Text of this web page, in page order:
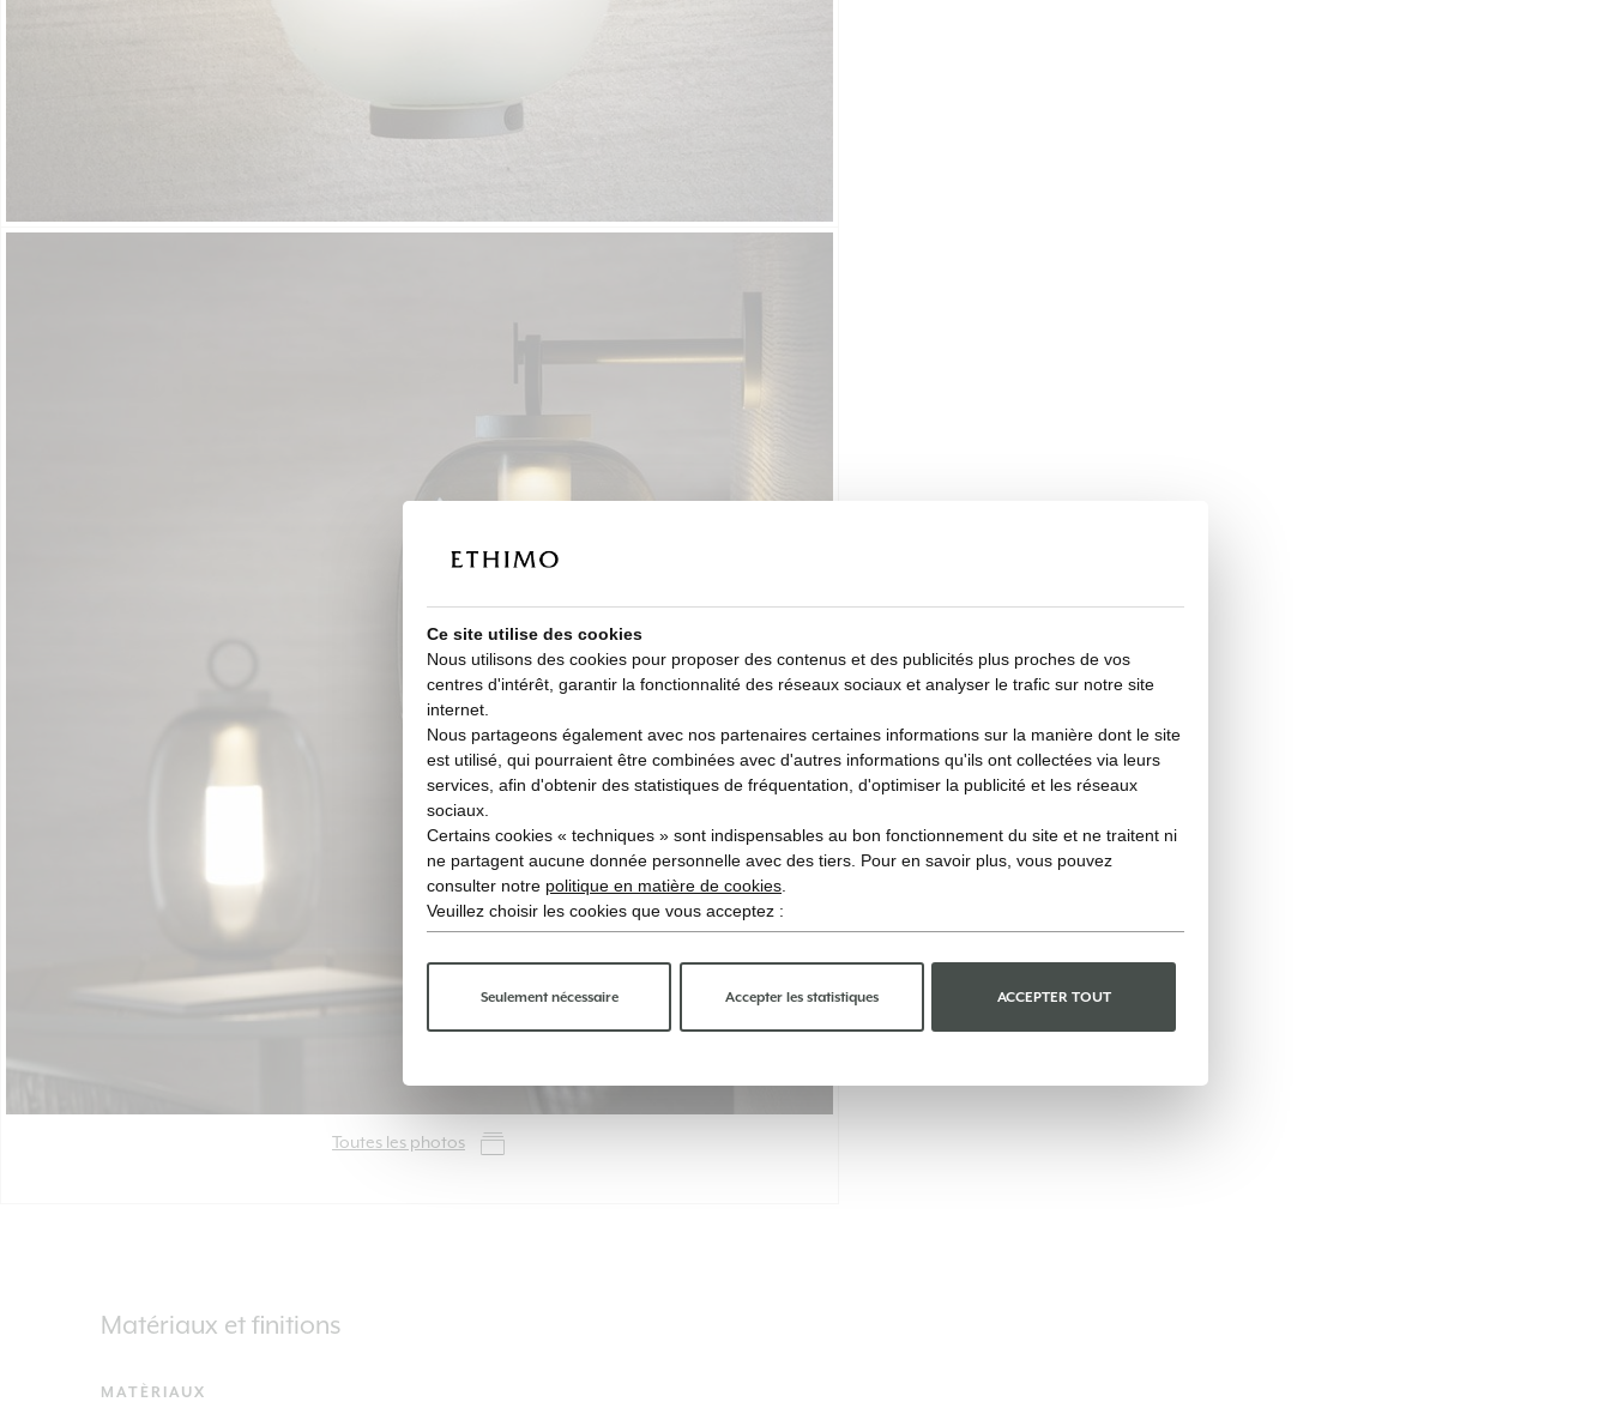
Toutes les photos
Matériaux et finitions
MATÈRIAUX
Ce site utilise des cookies
Nous utilisons des cookies pour proposer des contenus et des publicités plus proches de vos
centres d'intérêt, garantir la fonctionnalité des réseaux sociaux et analyser le trafic sur notre site
internet.
Nous partageons également avec nos partenaires certaines informations sur la manière dont le site
est utilisé, qui pourraient être combinées avec d'autres informations qu'ils ont collectées via leurs
services, afin d'obtenir des statistiques de fréquentation, d'optimiser la publicité et les réseaux
sociaux.
Certains cookies « techniques » sont indispensables au bon fonctionnement du site et ne traitent ni
ne partagent aucune donnée personnelle avec des tiers. Pour en savoir plus, vous pouvez
consulter notre politique en matière de cookies.
Veuillez choisir les cookies que vous acceptez :
Seulement nécessaire Accepter les statistiques ACCEPTER TOUT